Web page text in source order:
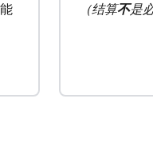
（结算不是